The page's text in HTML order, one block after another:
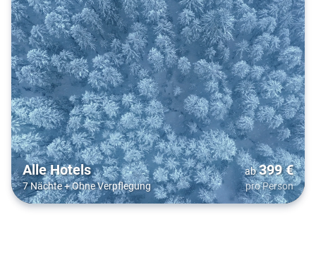
Alle Hotels
7 Nächte+Ohne Verpflegung
ab 399€
pro Person